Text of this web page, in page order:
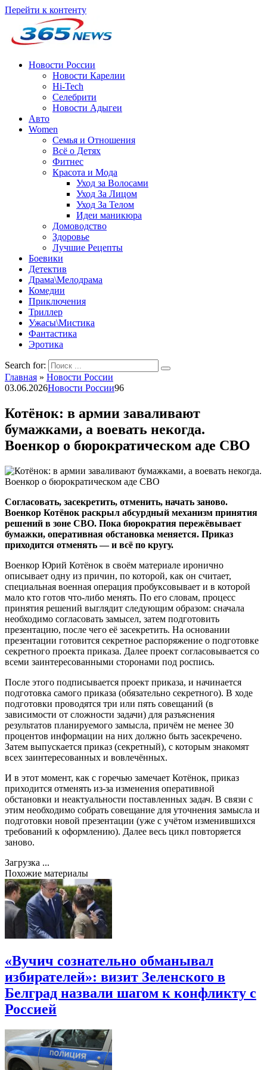
Перейти к контенту
Новости России
Новости Карелии
Hi-Tech
Селебрити
Новости Адыгеи
Авто
Women
Семья и Отношения
Всё о Детях
Фитнес
Красота и Мода
Уход за Волосами
Уход За Лицом
Уход За Телом
Идеи маникюра
Домоводство
Здоровье
Лучшие Рецепты
Боевики
Детектив
Драма\Мелодрама
Комедии
Приключения
Триллер
Ужасы\Мистика
Фантастика
Эротика
Search for:
Главная » Новости России
03.06.2026Новости России96
Котёнок: в армии заваливают
бумажками, а воевать некогда.
Военкор о бюрократическом аде СВО
Согласовать, засекретить, отменить, начать заново.
Военкор Котёнок раскрыл абсурдный механизм принятия
решений в зоне СВО. Пока бюрократия пережёвывает
бумажки, оперативная обстановка меняется. Приказ
приходится отменять — и всё по кругу.
Военкор Юрий Котёнок в своём материале иронично
описывает одну из причин, по которой, как он считает,
специальная военная операция пробуксовывает и в которой
мало кто готов что-либо менять. По его словам, процесс
принятия решений выглядит следующим образом: сначала
необходимо согласовать замысел, затем подготовить
презентацию, после чего её засекретить. На основании
презентации готовится секретное распоряжение о подготовке
секретного проекта приказа. Далее проект согласовывается со
всеми заинтересованными сторонами под роспись.
После этого подписывается проект приказа, и начинается
подготовка самого приказа (обязательно секретного). В ходе
подготовки проводятся три или пять совещаний (в
зависимости от сложности задачи) для разъяснения
результатов планируемого замысла, причём не менее 30
процентов информации на них должно быть засекречено.
Затем выпускается приказ (секретный), с которым знакомят
всех заинтересованных и вовлечённых.
И в этот момент, как с горечью замечает Котёнок, приказ
приходится отменять из-за изменения оперативной
обстановки и неактуальности поставленных задач. В связи с
этим необходимо собрать совещание для уточнения замысла и
подготовки новой презентации (уже с учётом изменившихся
требований к оформлению). Далее весь цикл повторяется
заново.
Загрузка ...
Похожие материалы
«Вучич сознательно обманывал
избирателей»: визит Зеленского в
Белград назвали шагом к конфликту с
Россией